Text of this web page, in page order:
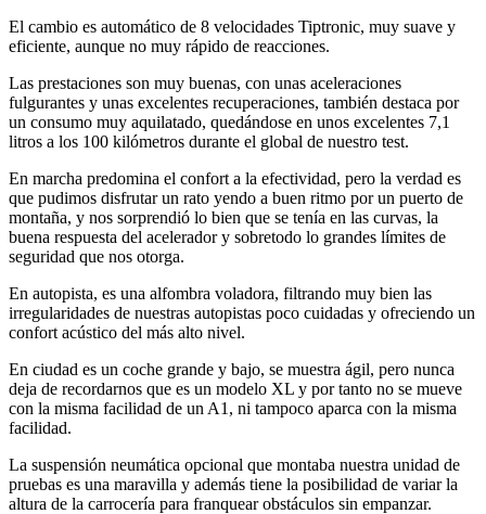
El cambio es automático de 8 velocidades Tiptronic, muy suave y
eficiente, aunque no muy rápido de reacciones.
Las prestaciones son muy buenas, con unas aceleraciones
fulgurantes y unas excelentes recuperaciones, también destaca por
un consumo muy aquilatado, quedándose en unos excelentes 7,1
litros a los 100 kilómetros durante el global de nuestro test.
En marcha predomina el confort a la efectividad, pero la verdad es
que pudimos disfrutar un rato yendo a buen ritmo por un puerto de
montaña, y nos sorprendió lo bien que se tenía en las curvas, la
buena respuesta del acelerador y sobretodo lo grandes límites de
seguridad que nos otorga.
En autopista, es una alfombra voladora, filtrando muy bien las
irregularidades de nuestras autopistas poco cuidadas y ofreciendo un
confort acústico del más alto nivel.
En ciudad es un coche grande y bajo, se muestra ágil, pero nunca
deja de recordarnos que es un modelo XL y por tanto no se mueve
con la misma facilidad de un A1, ni tampoco aparca con la misma
facilidad.
La suspensión neumática opcional que montaba nuestra unidad de
pruebas es una maravilla y además tiene la posibilidad de variar la
altura de la carrocería para franquear obstáculos sin empanzar.